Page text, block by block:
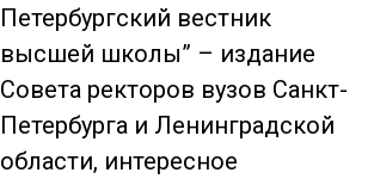
Петербургский вестник
высшей школы” – издание
Совета ректоров вузов Санкт-
Петербурга и Ленинградской
области, интересное